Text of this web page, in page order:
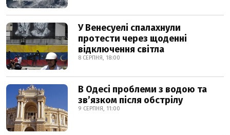
У Венесуелі спалахнули
протести через щоденні
відключення світла
8 СЕРПНЯ, 18:00
В Одесі проблеми з водою та
звʼязком після обстрілу
9 СЕРПНЯ, 11:00